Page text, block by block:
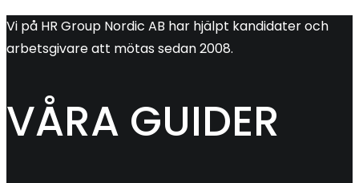
Vi på HR Group Nordic AB har hjälpt kandidater och
arbetsgivare att mötas sedan 2008.
VÅRA GUIDER